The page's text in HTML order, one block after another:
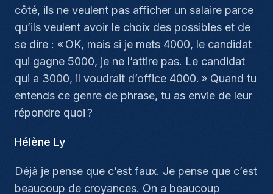
côté, ils ne veulent pas afficher un salaire parce
qu’ils veulent avoir le choix des possibles et de
se dire : « OK, mais si je mets 4000, le candidat
qui gagne 5000, je ne l’attire pas. Le candidat
qui a 3000, il voudrait d’office 4000. » Quand tu
entends ce genre de phrase, tu as envie de leur
répondre quoi ?
Hélène Ly
Déjà je pense que c’est faux. Je pense que c’est
beaucoup de croyances. On a beaucoup